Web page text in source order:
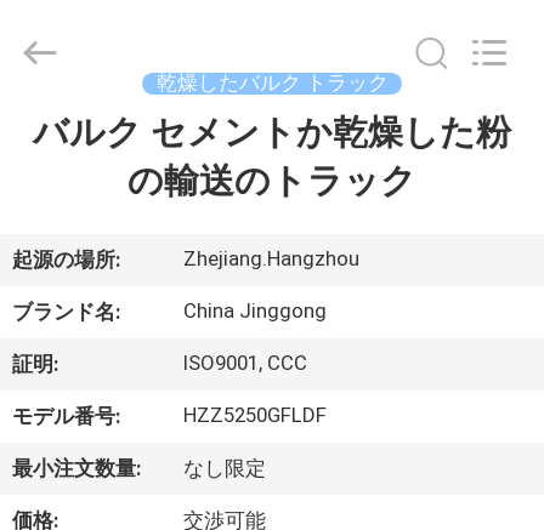
家
ロ
ダ
ク
ト
2013
PURPOSE
VEHICLE
乾燥したバルク トラック
バルク セメントか乾燥した粉
の輸送のトラック
起源の場所: Zhejiang.Hangzhou
ブランド名: China Jinggong
証明: ISO9001, CCC
モデル番号: HZZ5250GFLDF
最小注文数量: なし限定
価格: 交渉可能